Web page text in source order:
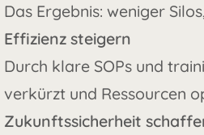
Das Ergebnis: weniger
Effizienz steigern
Durch klare SOPs und
verkürzt und Ressourcen
Zukunftssicherheit